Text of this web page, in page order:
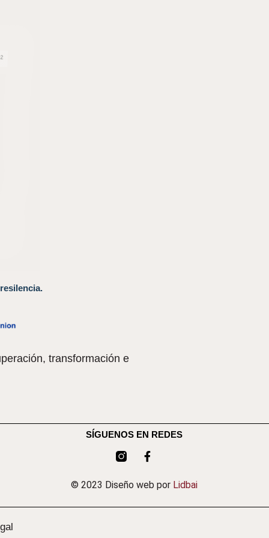
transformación e
SÍGUENOS EN REDES
© 2023 Diseño web por Lidbai